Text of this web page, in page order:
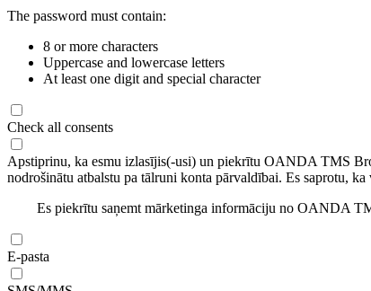
The password must contain:
8 or more characters
Uppercase and lowercase letters
At least one digit and special character
Check all consents
Apstiprinu, ka esmu izlasījis(-usi) un piekrītu OANDA TMS
nodrošinātu atbalstu pa tālruni konta pārvaldībai. Es saprotu,
Es piekrītu saņemt mārketinga informāciju no OANDA
E-pasta